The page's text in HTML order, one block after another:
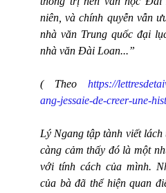
niên, và chính quyễn vẫn
nhà văn Trung quốc đại
nhà văn Đài Loan...”
( Theo https://
ang-jessaie-de-creer-une-
Lý Ngang tập tành viết
càng cảm thấy đó là một
với tính cách của mình.
của bà đã thể hiện quan